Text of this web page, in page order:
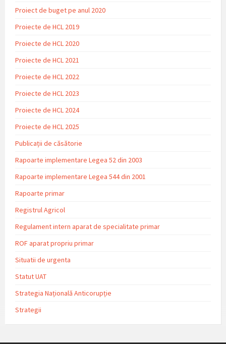
Proiect de buget pe anul 2020
Proiecte de HCL 2019
Proiecte de HCL 2020
Proiecte de HCL 2021
Proiecte de HCL 2022
Proiecte de HCL 2023
Proiecte de HCL 2024
Proiecte de HCL 2025
Publicații de căsătorie
Rapoarte implementare Legea 52 din 2003
Rapoarte implementare Legea 544 din 2001
Rapoarte primar
Registrul Agricol
Regulament intern aparat de specialitate primar
ROF aparat propriu primar
Situatii de urgenta
Statut UAT
Strategia Națională Anticorupție
Strategii